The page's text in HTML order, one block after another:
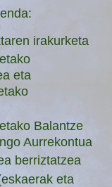
irakurketa
eta
Balantze
Aurrekontua
berriztatzea
eta